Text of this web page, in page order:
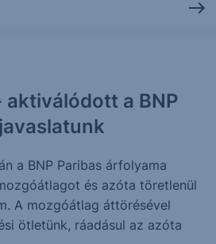
aktiválódott a BNP
a BNP Paribas árfolyama
és azóta töretlenül
A mozgóátlag áttörésével
ötletünk, ráadásul az azóta